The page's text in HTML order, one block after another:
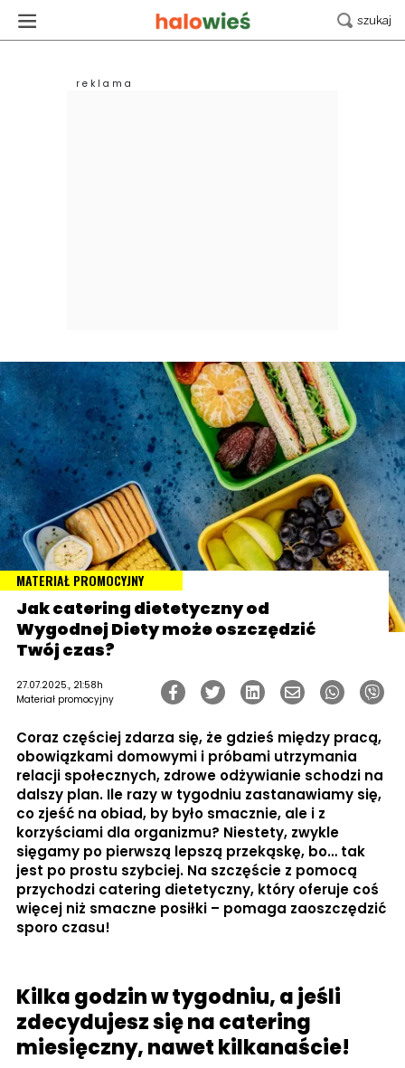
MATERIAŁ PROMOCYJNY
Jak catering dietetyczny od
Wygodnej Diety może oszczędzić
Twój czas?
27.07.2025., 21:58h
Materiał promocyjny
Coraz częściej zdarza się, że gdzieś między pracą,
obowiązkami domowymi i próbami utrzymania
relacji społecznych, zdrowe odżywianie schodzi na
dalszy plan. Ile razy w tygodniu zastanawiamy się,
co zjeść na obiad, by było smacznie, ale i z
korzyściami dla organizmu? Niestety, zwykle
sięgamy po pierwszą lepszą przekąskę, bo… tak
jest po prostu szybciej. Na szczęście z pomocą
przychodzi catering dietetyczny, który oferuje coś
więcej niż smaczne posiłki – pomaga zaoszczędzić
sporo czasu!
Kilka godzin w tygodniu, a jeśli
zdecydujesz się na catering
miesięczny, nawet kilkanaście!